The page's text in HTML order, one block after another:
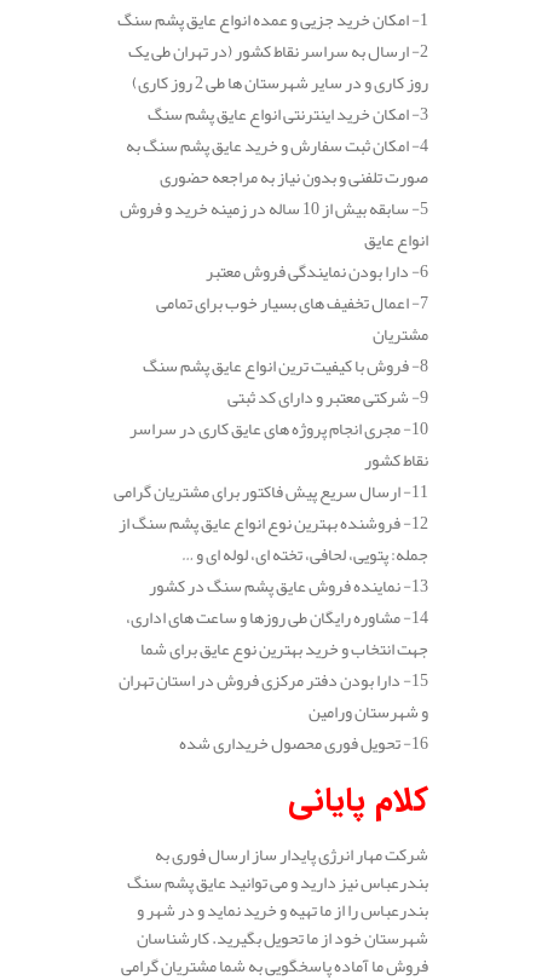
1- امکان خرید جزیی و عمده انواع عایق پشم سنگ
2- ارسال به سراسر نقاط کشور (در تهران طی یک
روز کاری و در سایر شهرستان ها طی 2 روز کاری)
3- امکان خرید اینترنتی انواع عایق پشم سنگ
4- امکان ثبت سفارش و خرید عایق پشم سنگ به
صورت تلفنی و بدون نیاز به مراجعه حضوری
5- سابقه بیش از 10 ساله در زمینه خرید و فروش
انواع عایق
6- دارا بودن نمایندگی فروش معتبر
7- اعمال تخفیف های بسیار خوب برای تمامی
مشتریان
8- فروش با کیفیت ترین انواع عایق پشم سنگ
9- شرکتی معتبر و دارای کد ثبتی
10- مجری انجام پروژه های عایق کاری در سراسر
نقاط کشور
11- ارسال سریع پیش فاکتور برای مشتریان گرامی
12- فروشنده بهترین نوع انواع عایق پشم سنگ از
جمله: پتویی، لحافی، تخته ای، لوله ای و …
13- نماینده فروش عایق پشم سنگ در کشور
14- مشاوره رایگان طی روزها و ساعت های اداری،
جهت انتخاب و خرید بهترین نوع عایق برای شما
15- دارا بودن دفتر مرکزی فروش در استان تهران
و شهرستان ورامین
16- تحویل فوری محصول خریداری شده
کلام پایانی
شرکت مهار انرژی پایدار ساز ارسال فوری به
بندرعباس نیز دارید و می توانید عایق پشم سنگ
بندرعباس را از ما تهیه و خرید نماید و در شهر و
شهرستان خود از ما تحویل بگیرید. کارشناسان
فروش ما آماده پاسخگویی به شما مشتریان گرامی